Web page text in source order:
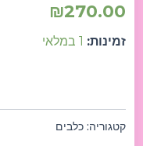
₪270.00
זמינות: 1 במלאי
קטגוריה:כלבים